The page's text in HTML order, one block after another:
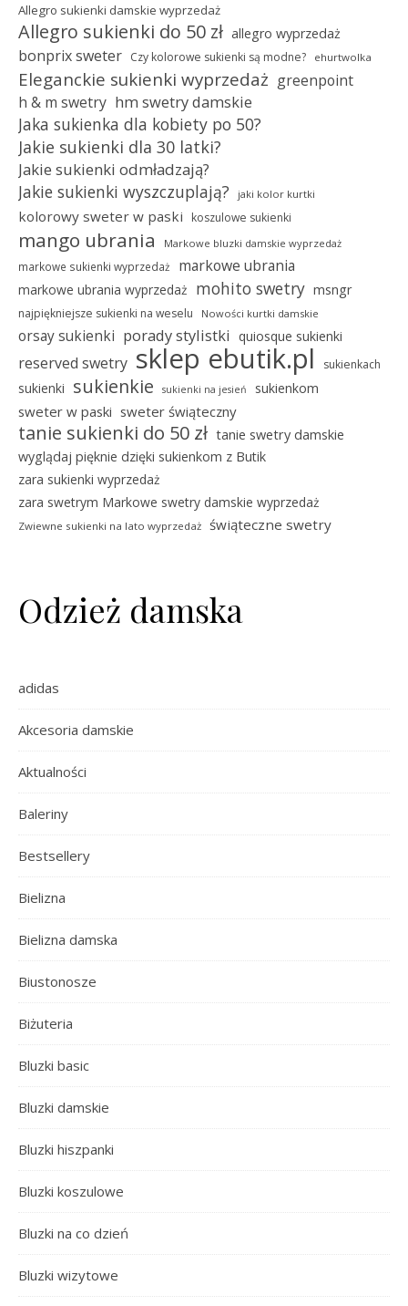
Allegro sukienki damskie wyprzedaż
Allegro sukienki do 50 zł allegro wyprzedaż
bonprix sweter Czy kolorowe sukienki są modne? ehurtwolka
Eleganckie sukienki wyprzedaż greenpoint
h & m swetry hm swetry damskie
Jaka sukienka dla kobiety po 50?
Jakie sukienki dla 30 latki?
Jakie sukienki odmładzają?
Jakie sukienki wyszczuplają? jaki kolor kurtki
kolorowy sweter w paski koszulowe sukienki
mango ubrania Markowe bluzki damskie wyprzedaż
markowe sukienki wyprzedaż markowe ubrania
markowe ubrania wyprzedaż mohito swetry msngr
najpiękniejsze sukienki na weselu Nowości kurtki damskie
orsay sukienki porady stylistki quiosque sukienki
reserved swetry sklep ebutik.pl sukienkach
sukienki sukienkie sukienki na jesień sukienkom
sweter w paski sweter świąteczny
tanie sukienki do 50 zł tanie swetry damskie
wyglądaj pięknie dzięki sukienkom z Butik
zara sukienki wyprzedaż
zara swetrym Markowe swetry damskie wyprzedaż
Zwiewne sukienki na lato wyprzedaż świąteczne swetry
Odzież damska
adidas
Akcesoria damskie
Aktualności
Baleriny
Bestsellery
Bielizna
Bielizna damska
Biustonosze
Biżuteria
Bluzki basic
Bluzki damskie
Bluzki hiszpanki
Bluzki koszulowe
Bluzki na co dzień
Bluzki wizytowe